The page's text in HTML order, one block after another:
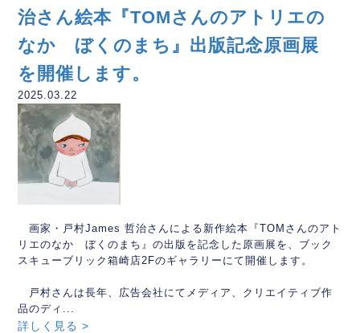
治さん絵本『TOMさんのアトリエの
なか ぼくのまち』出版記念原画展
を開催します。
2025.03.22
画家・戸村James 哲治さんによる新作絵本『TOMさんのアト
リエのなか ぼくのまち』の出版を記念した原画展を、ブック
スキューブリック箱崎店2Fのギャラリーにて開催します。
戸村さんは長年、広告会社にてメディア、クリエイティブ作
品のディ...
詳しく見る >